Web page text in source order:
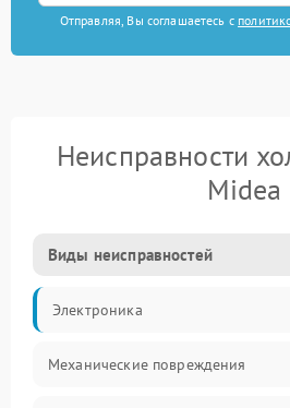
Отправляя, Вы соглашаетесь с
Неисправности
Midea
Виды неисправностей
Электроника
Механические повреждения